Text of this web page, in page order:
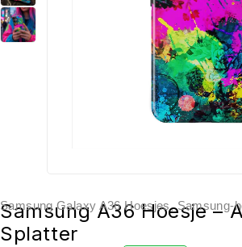
Samsung Galaxy A36 Hoesjes,Samsung-
Samsung A36 Hoesje –
Splatter